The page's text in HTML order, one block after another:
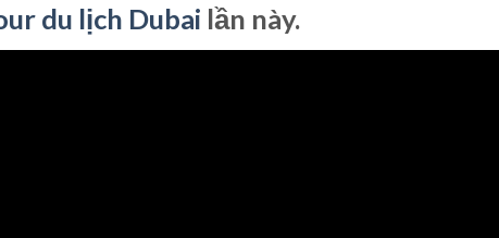
du lịch Dubai lần này.